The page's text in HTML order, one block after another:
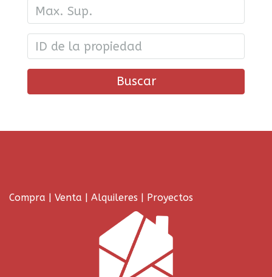
Buscar
Compra | Venta | Alquileres | Proyectos